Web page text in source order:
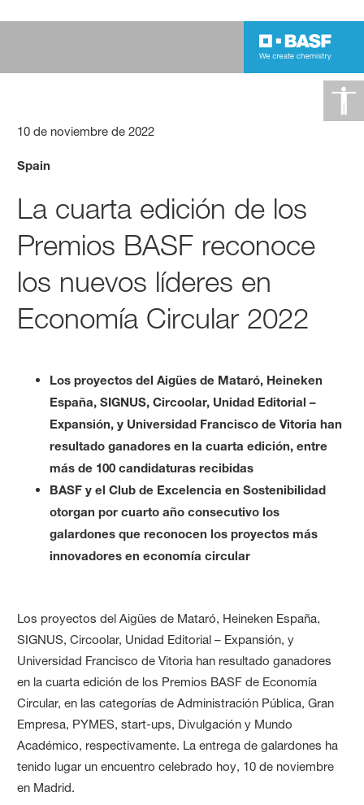
10 de noviembre de 2022
Spain
La cuarta edición de los
Premios BASF reconoce
los nuevos líderes en
Economía Circular 2022
Los proyectos del Aigües de Mataró, Heineken
España, SIGNUS, Circoolar, Unidad Editorial –
Expansión, y Universidad Francisco de Vitoria han
resultado ganadores en la cuarta edición, entre
más de 100 candidaturas recibidas
BASF y el Club de Excelencia en Sostenibilidad
otorgan por cuarto año consecutivo los
galardones que reconocen los proyectos más
innovadores en economía circular
Los proyectos del Aigües de Mataró, Heineken España,
SIGNUS, Circoolar, Unidad Editorial – Expansión, y
Universidad Francisco de Vitoria han resultado ganadores
en la cuarta edición de los Premios BASF de Economía
Circular, en las categorías de Administración Pública, Gran
Empresa, PYMES, start-ups, Divulgación y Mundo
Académico, respectivamente. La entrega de galardones ha
tenido lugar un encuentro celebrado hoy, 10 de noviembre
en Madrid.